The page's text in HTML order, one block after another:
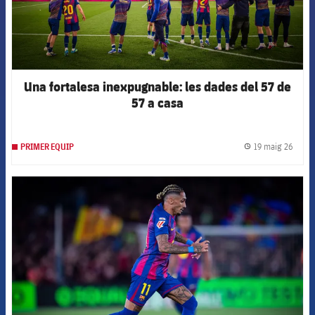
Una fortalesa inexpugnable: les dades del 57 de
57 a casa
PRIMER EQUIP 19 maig 26
FCB Barcelona badge